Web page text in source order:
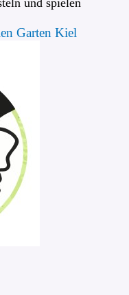
Garten Kiel